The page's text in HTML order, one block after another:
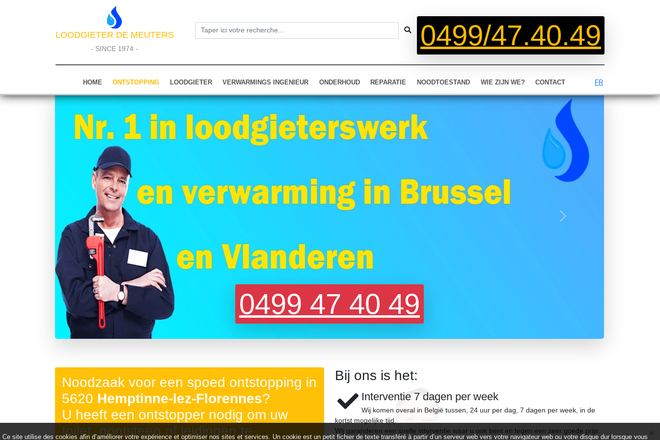
LOODGIETER DE MEUTERS
- SINCE 1974 - 0499/47.40.49
HOME ONTSTOPPING LOODGIETER VERWARMINGS INGENIEUR ONDERHOUD REPARATIE NOODTOESTAND WIE ZIJN WE? CONTACT FR
0499 47 40 49
Précédent Suivant
Noodzaak voor een spoed ontstopping in
5620 Hemptinne-lez-Florennes?
U heeft een ontstopper nodig om uw
toilet, gootsteen of leidingen te
Bij ons is het:
Interventie 7 dagen per week
Wij komen overal in België tussen, 24 uur per dag, 7 dagen per week, in de
kortst mogelijke tijd.
Wij garanderen een snelle interventie waar u ook bent en tegen een zeer goede prijs.
Ce site utilise des cookies afin d’améliorer votre expérience et optimiser nos sites et services. Un cookie est un petit fichier de texte transféré à partir d’un serveur web vers votre navigateur web ou votre disque dur lorsque vous